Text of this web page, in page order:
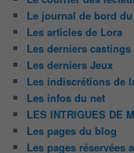
Le journal de bord
Les articles de Lora
Les derniers castings
Les derniers Jeux
Les indiscrétions de
Les infos du net
LES INTRIGUES DE
Les pages du blog
Les pages réservées